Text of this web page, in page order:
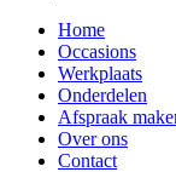
Home
Occasions
Werkplaats
Onderdelen
Afspraak
Over ons
Contact